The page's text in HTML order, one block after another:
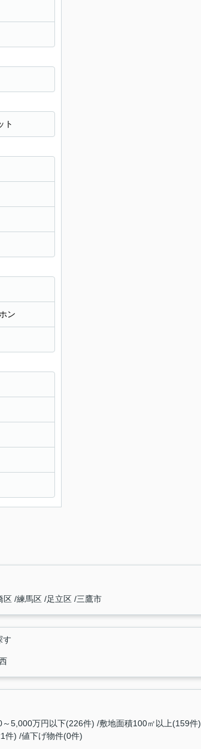
ト
ン
区 練馬区 足立区 三鷹市
す
～5,000万円以下(226件) 敷地面積100㎡以上(159件)
件) 値下げ物件(0件)